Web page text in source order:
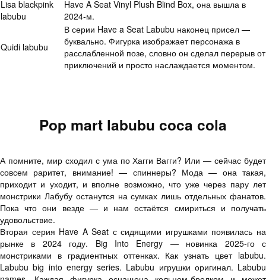
Lisa blackpink
labubu
Have A Seat Vinyl Plush Blind Box, она вышла в
2024-м.
Quidi labubu
В серии Have a Seat Labubu наконец присел —
буквально. Фигурка изображает персонажа в
расслабленной позе, словно он сделал перерыв от
приключений и просто наслаждается моментом.
Pop mart labubu coca cola
А помните, мир сходил с ума по Хагги Вагги? Или — сейчас будет
совсем раритет, внимание! — спиннеры? Мода — она такая,
приходит и уходит, и вполне возможно, что уже через пару лет
монстрики Лабубу останутся на сумках лишь отдельных фанатов.
Пока что они везде — и нам остаётся смириться и получать
удовольствие.
Вторая серия Have A Seat с сидящими игрушками появилась на
рынке в 2024 году. Big Into Energy — новинка 2025-го с
монстриками в градиентных оттенках. Как узнать цвет labubu.
Labubu big into energy series. Labubu игрушки оригинал. Labubu